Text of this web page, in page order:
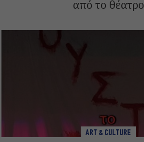
από το θέατρο
ART & CULTURE